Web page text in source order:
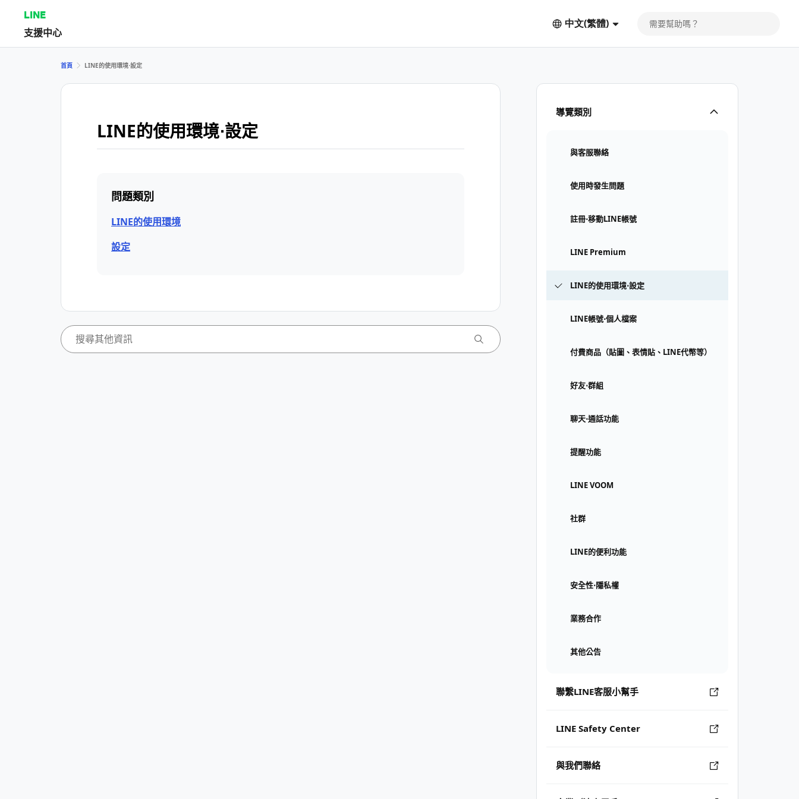
LINE
支援中心
中文(繁體)
導覽類別
與客服聯絡
使用時發生問題
註冊⋅移動LINE帳號
LINE Premium
LINE的使用環境⋅設定
LINE帳號⋅個人檔案
付費商品（貼圖、表情貼、LINE代幣等）
好友⋅群組
聊天⋅通話功能
提醒功能
LINE VOOM
社群
LINE的便利功能
安全性⋅隱私權
業務合作
其他公告
聯繫LINE客服小幫手
LINE Safety Center
與我們聯絡
首頁 LINE的使用環境⋅設定
LINE的使用環境⋅設定
問題類別
LINE的使用環境
設定